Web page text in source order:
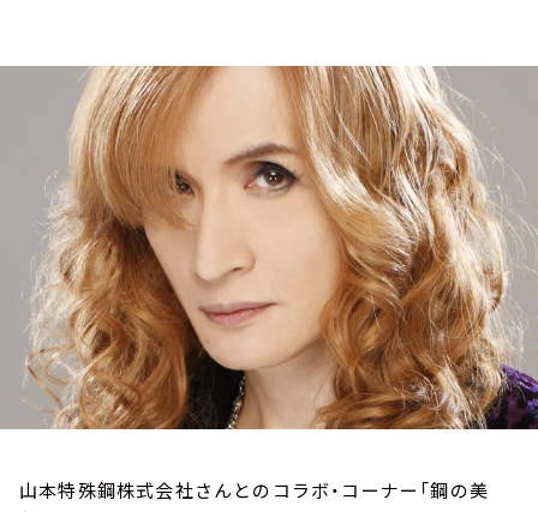
トピックス
TBS Podcast
お知らせ
イベント・グッズ
YouTube
会社情報
山本特殊鋼株式会社さんとのコラボ・コーナー「鋼の美